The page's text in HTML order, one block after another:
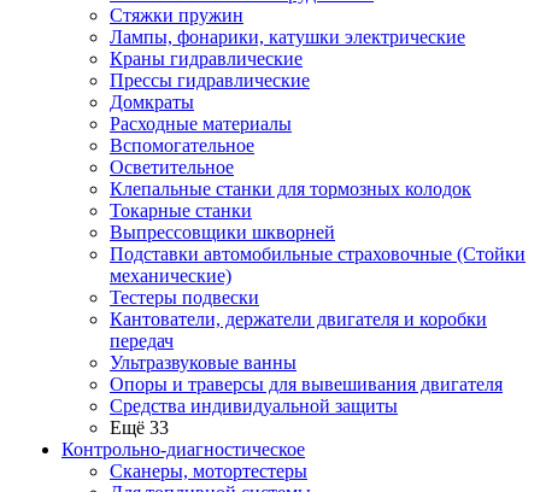
Стяжки пружин
Лампы, фонарики, катушки электрические
Краны гидравлические
Прессы гидравлические
Домкраты
Расходные материалы
Вспомогательное
Осветительное
Клепальные станки для тормозных колодок
Токарные станки
Выпрессовщики шкворней
Подставки автомобильные страховочные (Стойки
механические)
Тестеры подвески
Кантователи, держатели двигателя и коробки
передач
Ультразвуковые ванны
Опоры и траверсы для вывешивания двигателя
Средства индивидуальной защиты
Ещё 33
Контрольно-диагностическое
Сканеры, мотортестеры